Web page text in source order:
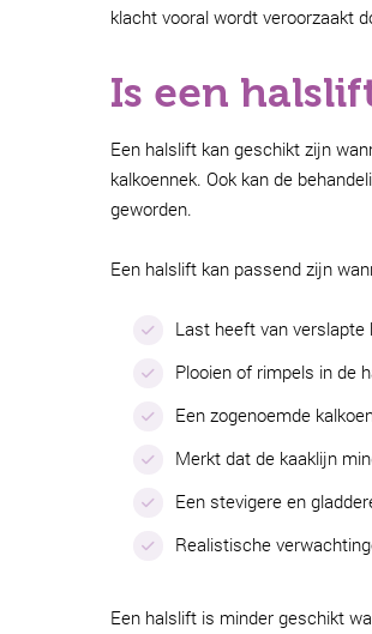
klacht vooral wordt veroorzaakt
Is een
Een halslift kan geschikt zijn
kalkoennek. Ook kan de
geworden.
Een halslift kan passend zijn
Last heeft van verslapte
Plooien of rimpels in de
Een zogenoemde
Merkt dat de kaaklijn
Een stevigere en
Realistische
Een halslift is minder geschikt